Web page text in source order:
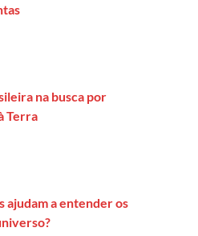
na busca por
Terra
a entender os